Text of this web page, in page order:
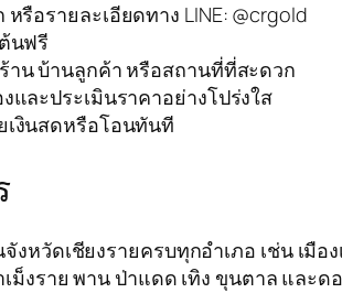
รือรายละเอียดทาง LINE: @crgold
นฟรี
าน บ้านลูกค้า หรือสถานที่ที่สะดวก
และประเมินราคาอย่างโปร่งใส
เงินสดหรือโอนทันที
งหวัดเชียงรายครบทุกอำเภอ เช่น เมือ
ม็งราย พาน ป่าแดด เทิง ขุนตาล และ